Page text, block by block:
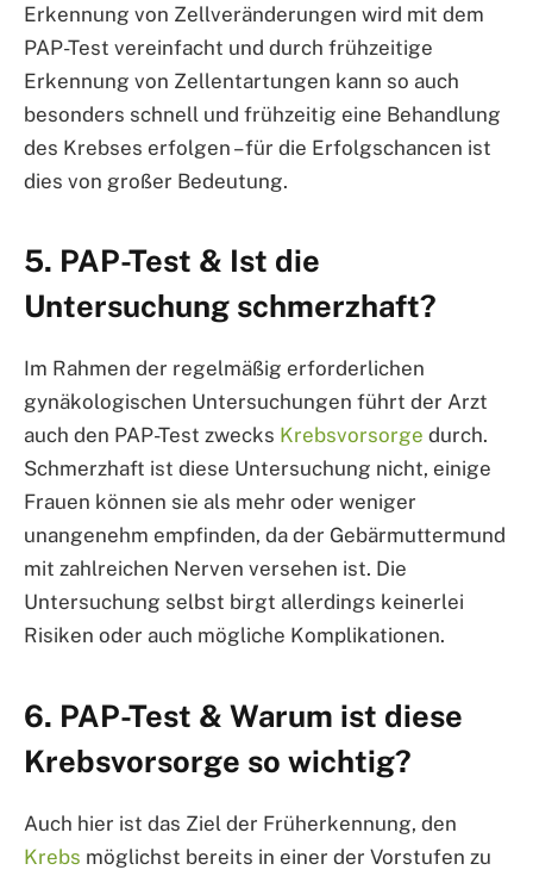
Erkennung von Zellveränderungen wird mit dem
PAP-Test vereinfacht und durch frühzeitige
Erkennung von Zellentartungen kann so auch
besonders schnell und frühzeitig eine Behandlung
des Krebses erfolgen – für die Erfolgschancen ist
dies von großer Bedeutung.
5. PAP-Test & Ist die
Untersuchung schmerzhaft?
Im Rahmen der regelmäßig erforderlichen
gynäkologischen Untersuchungen führt der Arzt
auch den PAP-Test zwecks Krebsvorsorge durch.
Schmerzhaft ist diese Untersuchung nicht, einige
Frauen können sie als mehr oder weniger
unangenehm empfinden, da der Gebärmuttermund
mit zahlreichen Nerven versehen ist. Die
Untersuchung selbst birgt allerdings keinerlei
Risiken oder auch mögliche Komplikationen.
6. PAP-Test & Warum ist diese
Krebsvorsorge so wichtig?
Auch hier ist das Ziel der Früherkennung, den
Krebs möglichst bereits in einer der Vorstufen zu